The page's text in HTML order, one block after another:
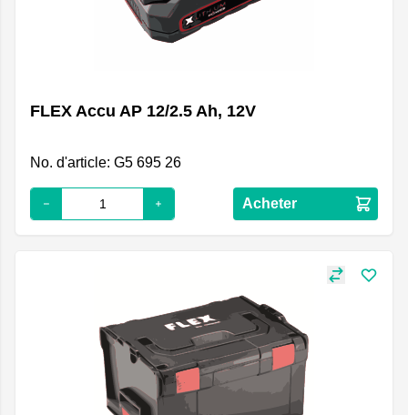
FLEX Accu AP 12/2.5 Ah, 12V
No. d'article: G5 695 26
Acheter